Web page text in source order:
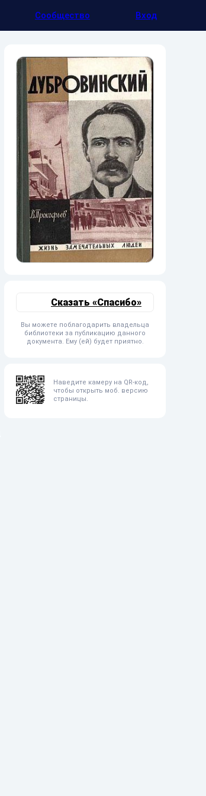
Сообщество Вход
Сказать «Спасибо»
Вы можете поблагодарить владельца
библиотеки за публикацию данного
документа. Ему (ей) будет приятно.
Наведите камеру на QR-код,
чтобы открыть моб. версию
страницы.